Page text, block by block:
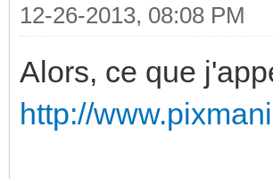
12-26-2013, 08:08 PM
Alors, ce que
http://